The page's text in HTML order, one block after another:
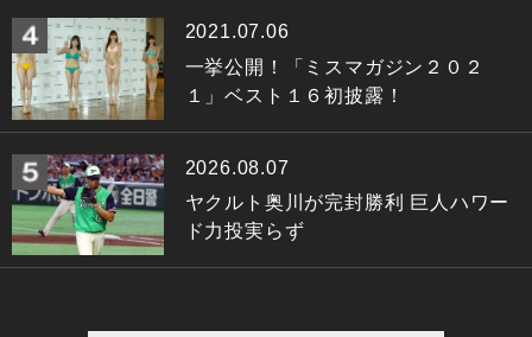
2021.07.06
一挙公開！「ミスマガジン２０２
１」ベスト１６初披露！
2026.08.07
ヤクルト奥川が完封勝利 巨人ハワー
ド力投実らず